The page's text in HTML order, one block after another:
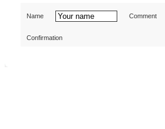
Name Comment
Confirmation